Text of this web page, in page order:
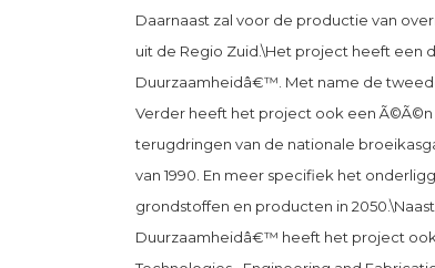
Daarnaast zal voor de productie van
uit de Regio Zuid.\Het project heeft een
Duurzaamheidâ€™. Met name de
Verder heeft het project ook een Ã©Ã©n
terugdringen van de nationale
van 1990. En meer specifiek het
grondstoffen en producten in
Duurzaamheidâ€™ heeft het project